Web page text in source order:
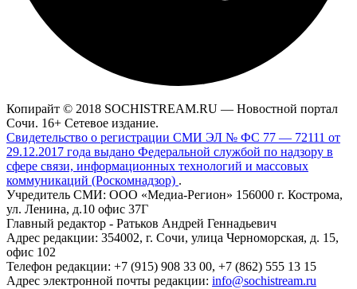
Копирайт © 2018 SOCHISTREAM.RU — Новостной портал
Сочи. 16+ Сетевое издание.
Свидетельство о регистрации СМИ ЭЛ № ФС 77 — 72111 от
29.12.2017 года выдано Федеральной службой по надзору в
сфере связи, информационных технологий и массовых
коммуникаций (Роскомнадзор) .
Учредитель СМИ: ООО «Медиа-Регион» 156000 г. Кострома,
ул. Ленина, д.10 офис 37Г
Главный редактор - Ратьков Андрей Геннадьевич
Адрес редакции: 354002, г. Сочи, улица Черноморская, д. 15,
офис 102
Телефон редакции: +7 (915) 908 33 00, +7 (862) 555 13 15
Адрес электронной почты редакции: info@sochistream.ru